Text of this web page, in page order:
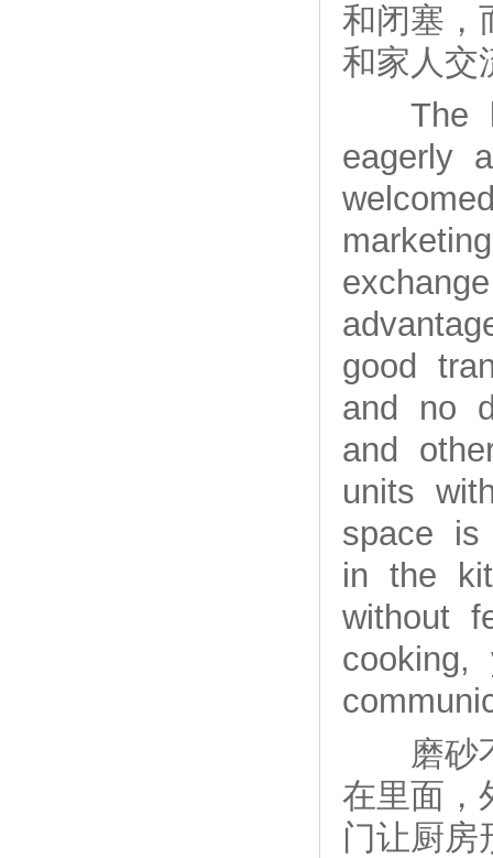
和闭塞，
和家人交
The
eagerly
good
and no
and
units
space is
in the
without
磨砂不
在里面，
门让厨房